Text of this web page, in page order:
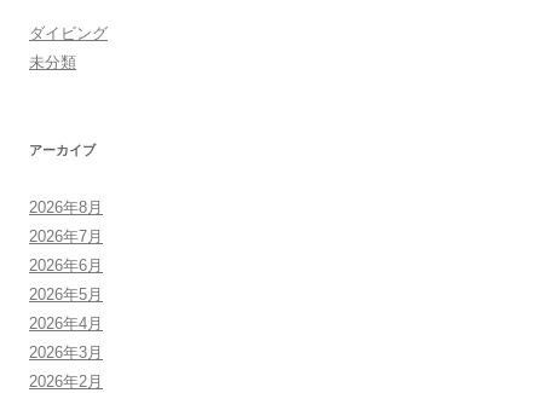
ダイビング
未分類
アーカイブ
2026年8月
2026年7月
2026年6月
2026年5月
2026年4月
2026年3月
2026年2月